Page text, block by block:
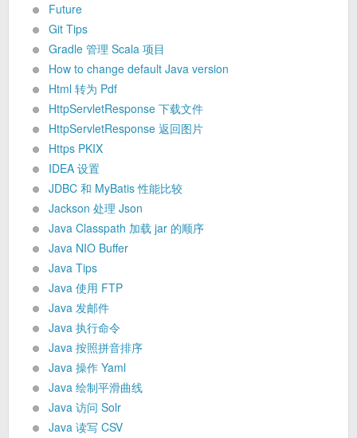
Future
Git Tips
Gradle 管理 Scala 项目
How to change default Java version
Html 转为 Pdf
HttpServletResponse 下载文件
HttpServletResponse 返回图片
Https PKIX
IDEA 设置
JDBC 和 MyBatis 性能比较
Jackson 处理 Json
Java Classpath 加载 jar 的顺序
Java NIO Buffer
Java Tips
Java 使用 FTP
Java 发邮件
Java 执行命令
Java 按照拼音排序
Java 操作 Yaml
Java 绘制平滑曲线
Java 访问 Solr
Java 读写 CSV